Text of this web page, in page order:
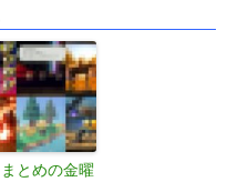
まとめの金曜